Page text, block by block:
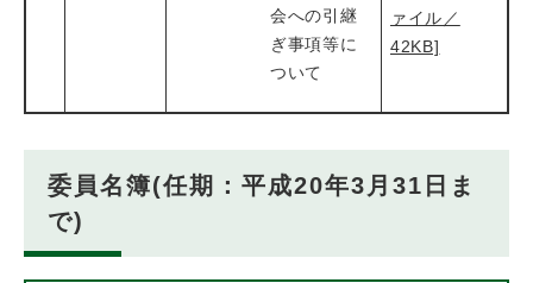
会への引継
ぎ事項等に
ついて
ァイル／
42KB]
委員名簿(任期：平成20年3月31日ま
で)